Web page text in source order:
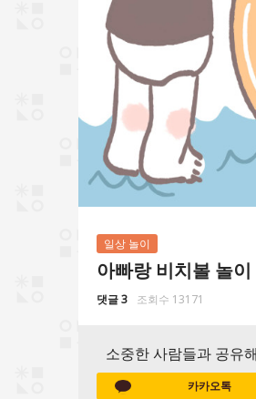
일상 놀이
아빠랑 비치볼 놀이
댓글 3 조회수 13171
소중한 사람들과 공유
카카오톡